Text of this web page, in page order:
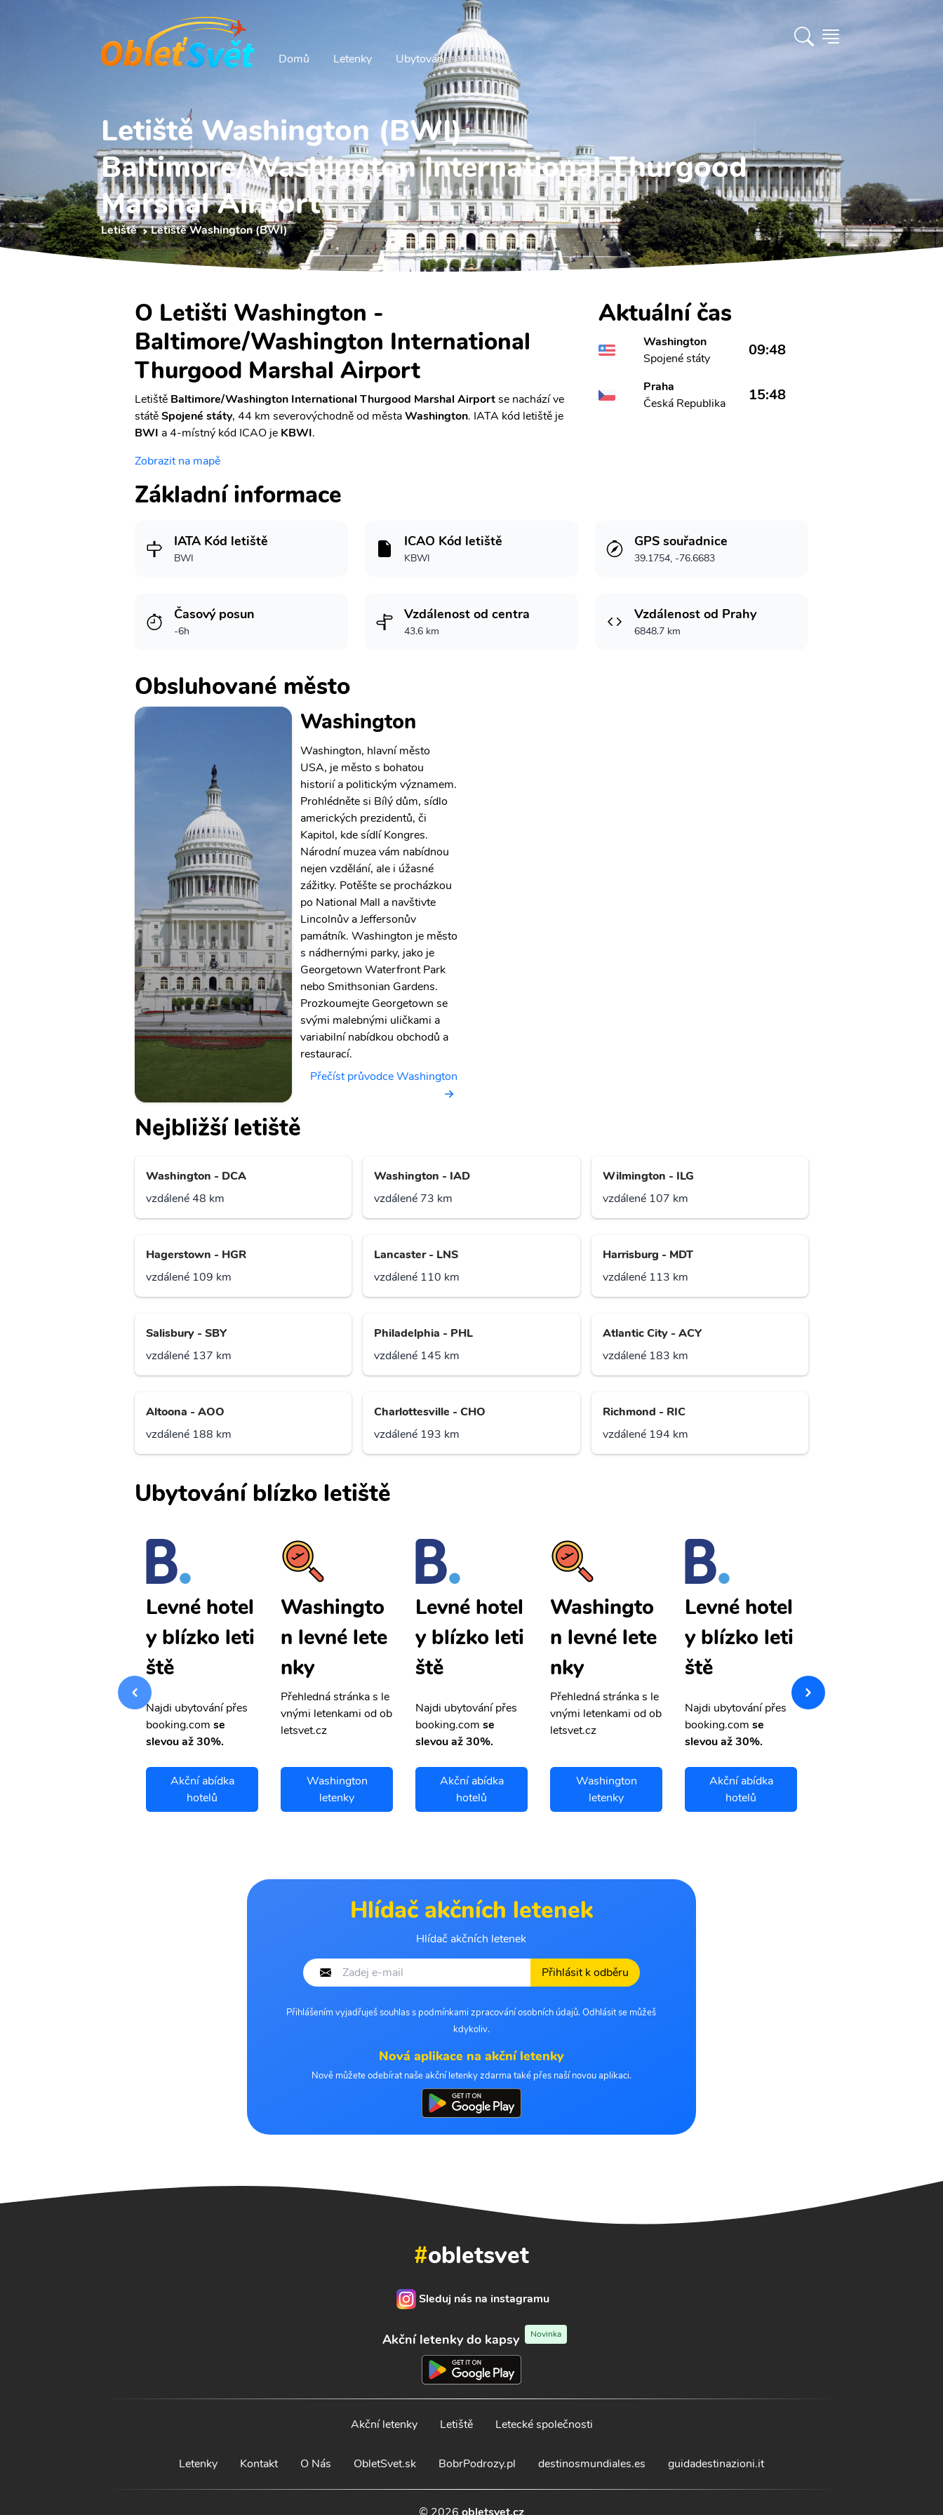
Domů Letenky Ubytování
Letiště Washington (BWI)
Baltimore/Washington International Thurgood
Marshal Airport
Letiště Letiště Washington (BWI)
O Letišti Washington -
Baltimore/Washington International
Thurgood Marshal Airport
Letiště Baltimore/Washington International Thurgood Marshal Airportse nachází ve
státěSpojené státy, 44 km severovýchodně od městaWashington. IATA kód letiště je
BWI a 4-místný kód ICAO je KBWI.
Zobrazit na mapě
Aktuální čas
Washington
Spojené státy
09:48
Praha
Česká Republika
15:48
Základní informace
IATA Kód letiště
BWI
ICAO Kód letiště
KBWI
GPS souřadnice
39.1754, -76.6683
Časový posun
-6h
Vzdálenost od centra
43.6 km
Vzdálenost od Prahy
6848.7 km
Obsluhované město
Washington
Washington, hlavní město
USA, je město s bohatou
historií a politickým významem.
Prohlédněte si Bílý dům, sídlo
amerických prezidentů, či
Kapitol, kde sídlí Kongres.
Národní muzea vám nabídnou
nejen vzdělání, ale i úžasné
zážitky. Potěšte se procházkou
po National Mall a navštivte
Lincolnův a Jeffersonův
památník. Washington je město
s nádhernými parky, jako je
Georgetown Waterfront Park
nebo Smithsonian Gardens.
Prozkoumejte Georgetown se
svými malebnými uličkami a
variabilní nabídkou obchodů a
restaurací.
Přečíst průvodce Washington
Nejbližší letiště
Washington - DCA
vzdálené 48 km
Washington - IAD
vzdálené 73 km
Wilmington - ILG
vzdálené 107 km
Hagerstown - HGR
vzdálené 109 km
Lancaster - LNS
vzdálené 110 km
Harrisburg - MDT
vzdálené 113 km
Salisbury - SBY
vzdálené 137 km
Philadelphia - PHL
vzdálené 145 km
Atlantic City - ACY
vzdálené 183 km
Altoona - AOO
vzdálené 188 km
Charlottesville - CHO
vzdálené 193 km
Richmond - RIC
vzdálené 194 km
Ubytování blízko letiště
Přehledná stránka s le
Levné hotel
y blízko leti
ště
Najdi ubytování přes
booking.com se
slevou až 30%.
Akční abídka
hotelů
Washingto
n levné lete
nky
Přehledná stránka s le
vnými letenkami od ob
letsvet.cz
Washington
letenky
Levné hotel
y blízko leti
ště
Najdi ubytování přes
booking.com se
slevou až 30%.
Akční abídka
hotelů
Washingto
n levné lete
nky
Přehledná stránka s le
vnými letenkami od ob
letsvet.cz
Washington
letenky
Levné hotel
y blízko leti
ště
Najdi ubytování přes
booking.com se
slevou až 30%.
Akční abídka
hotelů
Přehledná stránka s le
Hlídač akčních letenek
Hlídač akčních letenek
Přihlásit k odběru
Přihlášením vyjadřuješ souhlas s podmínkami zpracování osobních údajů. Odhlásit se můžeš
kdykoliv.
Nová aplikace na akční letenky
Nově můžete odebírat naše akční letenky zdarma také přes naší novou aplikaci.
#obletsvet
Sleduj nás na instagramu
Akční letenky do kapsy Novinka
Akční letenky Letiště Letecké společnosti
Letenky Kontakt O Nás ObletSvet.sk BobrPodrozy.pl destinosmundiales.es guidadestinazioni.it